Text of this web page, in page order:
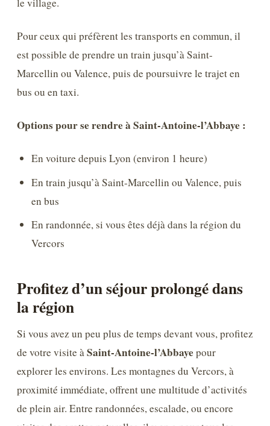
Pour ceux qui préfèrent les transports en commun, il
est possible de prendre un train jusqu’à Saint-
Marcellin ou Valence, puis de poursuivre le trajet en
bus ou en taxi.
Options pour se rendre à Saint-Antoine-l’Abbaye :
En voiture depuis Lyon (environ 1 heure)
En train jusqu’à Saint-Marcellin ou Valence, puis
en bus
En randonnée, si vous êtes déjà dans la région du
Vercors
Profitez d’un séjour prolongé dans
la région
Si vous avez un peu plus de temps devant vous, profitez
de votre visite àSaint-Antoine-l’Abbayepour
explorer les environs. Les montagnes du Vercors, à
proximité immédiate, offrent une multitude d’activités
de plein air. Entre randonnées, escalade, ou encore